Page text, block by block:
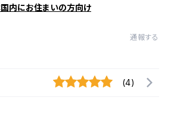
内にお住まいの方向け
通報する
(4)